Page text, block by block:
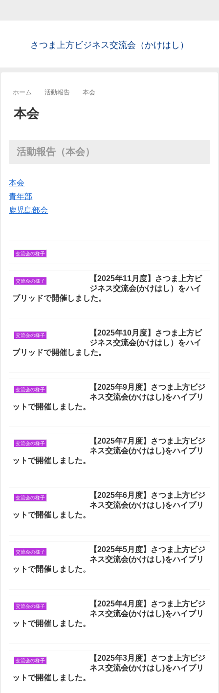
さつま上方ビジネス交流会（かけはし）
ホーム 活動報告 本会
本会
活動報告（本会）
本会
青年部
鹿児島部会
交流会の様子
交流会の様子
【2025年11月度】さつま上方ビ
ジネス交流会(かけはし）をハイ
ブリッドで開催しました。
交流会の様子
【2025年10月度】さつま上方ビ
ジネス交流会(かけはし）をハイ
ブリッドで開催しました。
交流会の様子
【2025年9月度】さつま上方ビジ
ネス交流会(かけはし)をハイブリ
ットで開催しました。
交流会の様子
【2025年7月度】さつま上方ビジ
ネス交流会(かけはし)をハイブリ
ットで開催しました。
交流会の様子
【2025年6月度】さつま上方ビジ
ネス交流会(かけはし)をハイブリ
ットで開催しました。
交流会の様子
【2025年5月度】さつま上方ビジ
ネス交流会(かけはし)をハイブリ
ットで開催しました。
交流会の様子
【2025年4月度】さつま上方ビジ
ネス交流会(かけはし)をハイブリ
ットで開催しました。
交流会の様子
【2025年3月度】さつま上方ビジ
ネス交流会(かけはし)をハイブリ
ットで開催しました。